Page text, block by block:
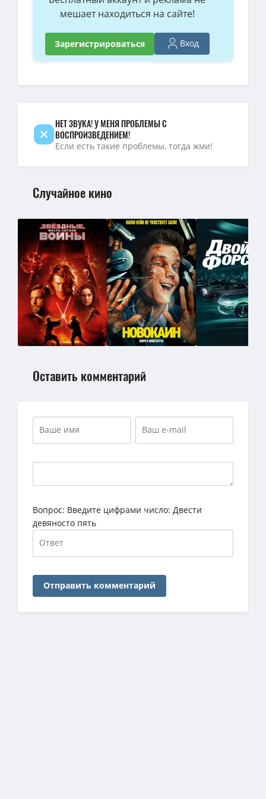
1080p — Своя война. Шторм в пустыне (2022) WEB-DL 1080p
Своя война. Шторм в пустыне / 2022 / РУ / HDRip (AVC)
1080p — Своя война. Шторм в пустыне / 2022 / РУ / BDRip
1080p — Своя война. Шторм в пустыне / 2022 / РУ / BDRip
мешает находиться на сайте!
Зарегистрироваться Вход
НЕТ ЗВУКА! У МЕНЯ ПРОБЛЕМЫ С
ВОСПРОИЗВЕДЕНИЕМ!
Если есть такие проблемы, тогда жми!
Случайное кино
Оставить комментарий
Вопрос: Введите цифрами число: Двести
девяносто пять
Отправить комментарий